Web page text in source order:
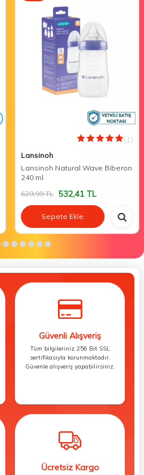
(1)
Lansinoh
Lansinoh Natural Wave Biberon
240 ml
629,99TL 532,41TL
Sepete Ekle
Güvenli Alışveriş
Tüm bilgileriniz 256 Bit SSL
sertifikasıyla korunmaktadır.
Güvenle alışveriş yapabilirsiniz.
Ücretsiz Kargo